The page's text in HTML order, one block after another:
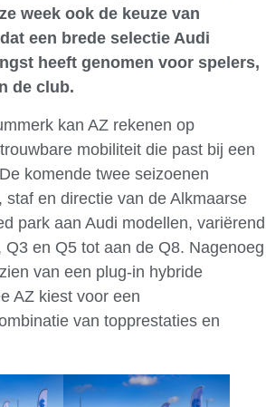
week ook de keuze van
een brede selectie Audi
heeft genomen voor spelers,
de club.
kan AZ rekenen op
mobiliteit die past bij een
komende twee seizoenen
staf en directie van de Alkmaarse
park aan Audi modellen, variërend
Q3 en Q5 tot aan de Q8. Nagenoeg
van een plug-in hybride
AZ kiest voor een
van topprestaties en